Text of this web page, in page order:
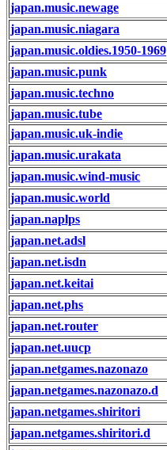
japan.music.newage
japan.music.niagara
japan.music.oldies.1950-1969
japan.music.punk
japan.music.techno
japan.music.tube
japan.music.uk-indie
japan.music.urakata
japan.music.wind-music
japan.music.world
japan.naplps
japan.net.adsl
japan.net.isdn
japan.net.keitai
japan.net.phs
japan.net.router
japan.net.uucp
japan.netgames.nazonazo
japan.netgames.nazonazo.d
japan.netgames.shiritori
japan.netgames.shiritori.d